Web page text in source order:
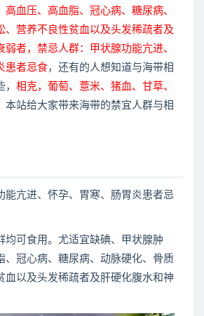
血压、高血脂、冠心病、糖尿病、
、营养不良性贫血以及头发稀疏者及
弱者，禁忌人群：甲状腺功能亢进、
患者忌食，还有的人想知道与海带相
相克，葡萄、薏米、猪血、甘草、
本站给大家带来海带的禁宜人群与相
能亢进、怀孕、胃寒、肠胃炎患者忌
均可食用。尤适宜缺碘、甲状腺肿
、冠心病、糖尿病、动脉硬化、骨质
血以及头发稀疏者及肝硬化腹水和神